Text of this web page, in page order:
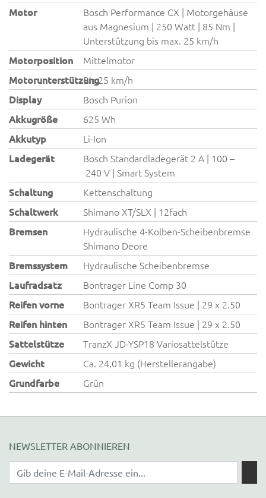
Motor
Bosch Performance CX | Motorgehäuse
aus Magnesium | 250 Watt | 85 Nm |
Unterstützung bis max. 25 km/h
Motorposition
Mittelmotor
MotorunterstützungBis 25 km/h
Display
Bosch Purion
Akkugröße
625 Wh
Akkutyp
Li-Ion
Ladegerät
Bosch Standardladegerät 2 A | 100 –
240 V | Smart System
Schaltung
Kettenschaltung
Schaltwerk
Shimano XT/SLX | 12fach
Bremsen
Hydraulische 4-Kolben-Scheibenbremse
Shimano Deore
Bremssystem
Hydraulische Scheibenbremse
Laufradsatz
Bontrager Line Comp 30
Reifen vorne
Bontrager XR5 Team Issue | 29 x 2.50
Reifen hinten
Bontrager XR5 Team Issue | 29 x 2.50
Sattelstütze
TranzX JD-YSP18 Variosattelstütze
Gewicht
Ca. 24,01 kg (Herstellerangabe)
Grundfarbe
Grün
NEWSLETTER ABONNIEREN